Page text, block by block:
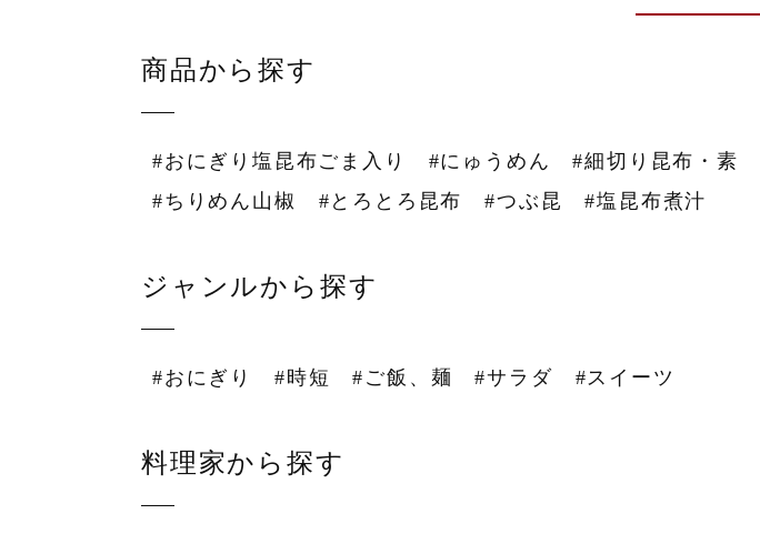
商品から探す
#おにぎり塩昆布ごま入り #にゅうめん #細切り昆布・素
#ちりめん山椒
#とろとろ昆布 #つぶ昆 #塩昆布煮汁
ジャンルから探す
#おにぎり #時短 #ご飯、麺 #サラダ #スイーツ
料理家から探す